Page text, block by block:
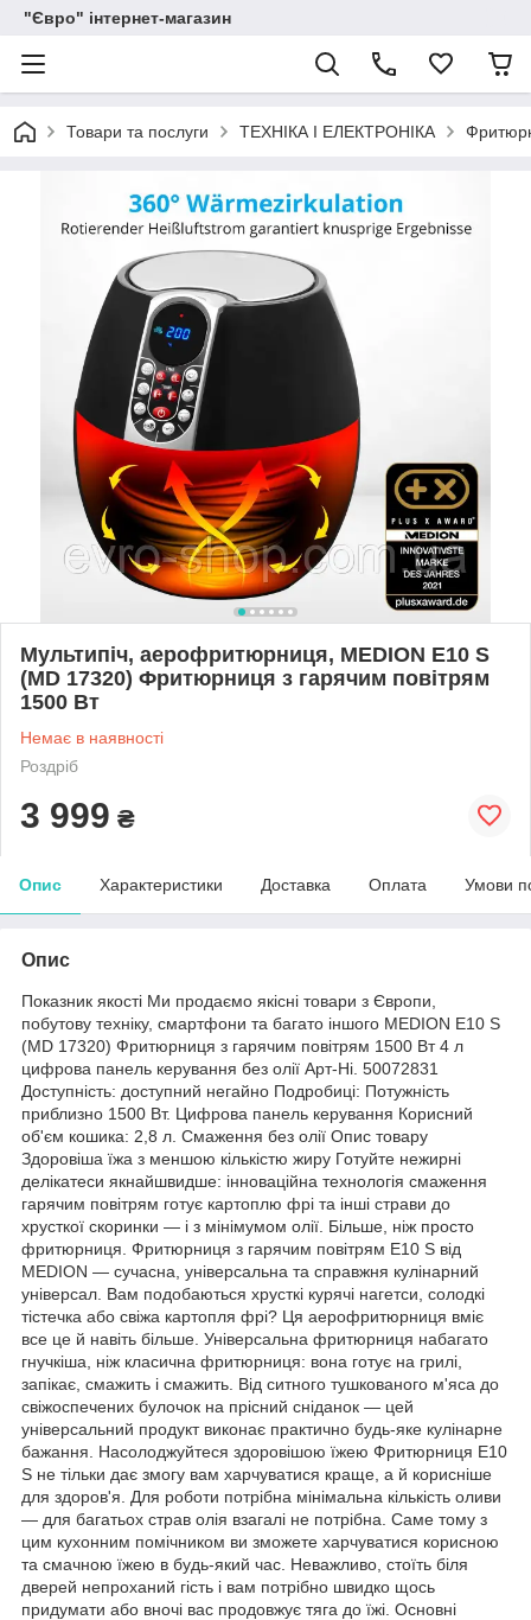
"Євро" інтернет-магазин
Товари та послуги ТЕХНІКА І ЕЛЕКТРОНІКА
Мультипіч, аерофритюрниця, MEDION E10 S
(MD 17320) Фритюрниця з гарячим повітрям
1500 Вт
Немає в наявності
Роздріб
3 999 ₴
Опис Характеристики Доставка Оплата Умови
Опис
Показник якості Ми продаємо якісні товари з Європи,
побутову техніку, смартфони та багато іншого MEDION E10 S
(MD 17320) Фритюрниця з гарячим повітрям 1500 Вт 4 л
цифрова панель керування без олії Арт-Ні. 50072831
Доступність: доступний негайно Подробиці: Потужність
приблизно 1500 Вт. Цифрова панель керування Корисний
об'єм кошика: 2,8 л. Смаження без олії Опис товару
Здоровіша їжа з меншою кількістю жиру Готуйте нежирні
делікатеси якнайшвидше: інноваційна технологія смаження
гарячим повітрям готує картоплю фрі та інші страви до
хрусткої скоринки — і з мінімумом олії. Більше, ніж просто
фритюрниця. Фритюрниця з гарячим повітрям E10 S від
MEDION — сучасна, універсальна та справжня кулінарний
універсал. Вам подобаються хрусткі курячі нагетси, солодкі
тістечка або свіжа картопля фрі? Ця аерофритюрниця вміє
все це й навіть більше. Універсальна фритюрниця набагато
гнучкіша, ніж класична фритюрниця: вона готує на грилі,
запікає, смажить і смажить. Від ситного тушкованого м'яса до
свіжоспечених булочок на прісний сніданок — цей
універсальний продукт виконає практично будь-яке кулінарне
бажання. Насолоджуйтеся здоровішою їжею Фритюрниця E10
S не тільки дає змогу вам харчуватися краще, а й корисніше
для здоров'я. Для роботи потрібна мінімальна кількість оливи
— для багатьох страв олія взагалі не потрібна. Саме тому з
цим кухонним помічником ви зможете харчуватися корисною
та смачною їжею в будь-який час. Неважливо, стоїть біля
дверей непроханий гість і вам потрібно швидко щось
придумати або вночі вас продовжує тяга до їжі. Основні